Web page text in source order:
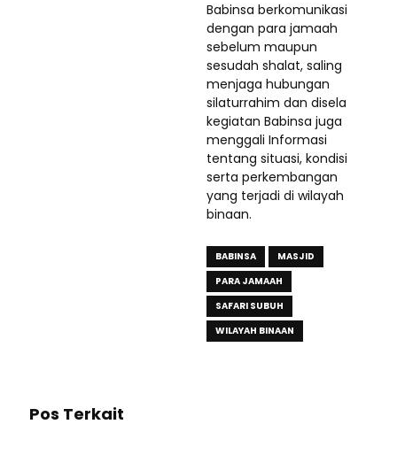
Babinsa berkomunikasi
dengan para jamaah
sebelum maupun
sesudah shalat, saling
menjaga hubungan
silaturrahim dan disela
kegiatan Babinsa juga
menggali Informasi
tentang situasi, kondisi
serta perkembangan
yang terjadi di wilayah
binaan.
BABINSA
MASJID
PARA JAMAAH
SAFARI SUBUH
WILAYAH BINAAN
Pos Terkait